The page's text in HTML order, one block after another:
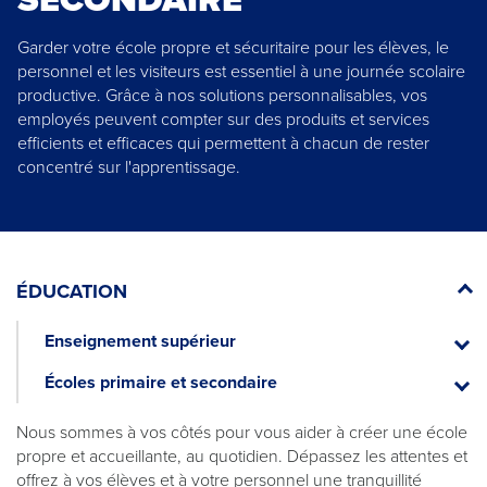
Garder votre école propre et sécuritaire pour les élèves, le
personnel et les visiteurs est essentiel à une journée scolaire
productive. Grâce à nos solutions personnalisables, vos
employés peuvent compter sur des produits et services
efficients et efficaces qui permettent à chacun de rester
concentré sur l'apprentissage.
ÉDUCATION
Enseignement supérieur
Écoles primaire et secondaire Écoles
et
Nous sommes à vos côtés pour vous aider à créer une école
propre et accueillante, au quotidien. Dépassez les attentes et
offrez à vos élèves et à votre personnel une tranquillité